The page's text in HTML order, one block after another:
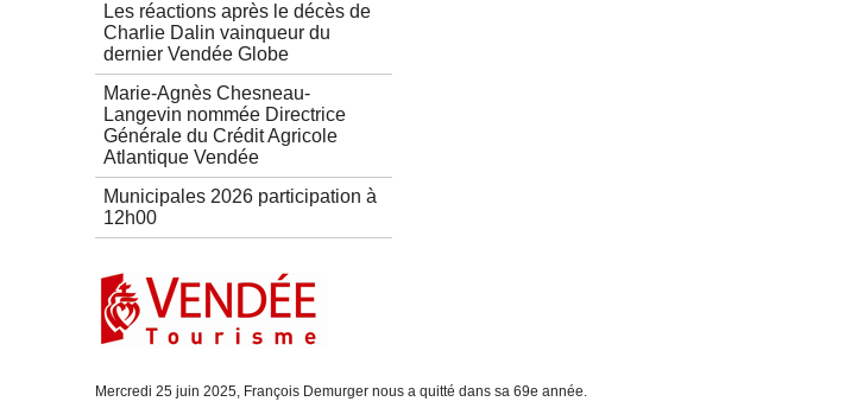
Les réactions après le décès de
Charlie Dalin vainqueur du
dernier Vendée Globe
Marie-Agnès Chesneau-
Langevin nommée Directrice
Générale du Crédit Agricole
Atlantique Vendée
Municipales 2026 participation à
12h00
Mercredi 25 juin 2025, François Demurger nous a quitté dans sa 69e année.